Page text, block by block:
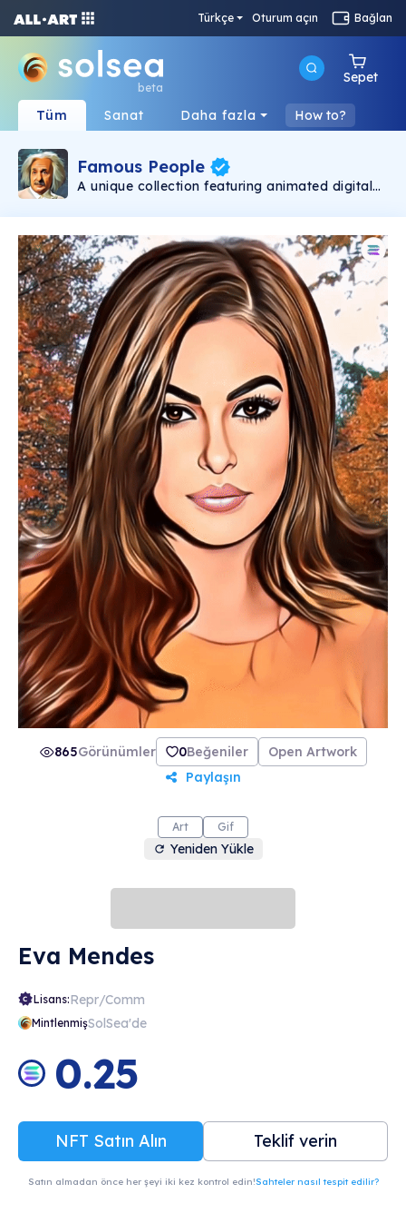
Türkçe Oturum açın Bağlan
beta
Sepet
Tüm Sanat Daha fazla How to?
Famous People
A unique collection featuring animated digital
from most loved to most hated. A collection
contribution to this world. People that shaped
the world as we know it today. Each portrait is
carefully designed and animated by a small
team of enthusiasts.
865Görünümler 0Beğeniler
Open Artwork
Paylaşın
Art Gif
Yeniden Yükle
Eva Mendes
Lisans:Repr/Comm
MintlenmişSolSea'de
0.25
NFT Satın Alın Teklif verin
Satın almadan önce her şeyi iki kez kontrol edin!Sahteler nasıl tespit edilir?